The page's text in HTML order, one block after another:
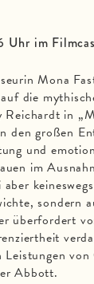
Uhr im
Mona
die
in
den großen
und
im
keineswegs
sondern
überfordert
Leistungen von
Abbott.